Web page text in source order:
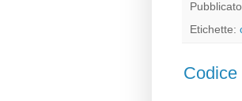
Etichette:
Codice